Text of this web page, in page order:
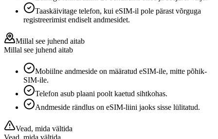
Taaskäivitage telefon, kui eSIM-il pole pärast võrguga
registreerimist endiselt andmesidet.
Millal see juhend aitab
Millal see juhend aitab
Mobiilne andmeside on määratud eSIM-ile, mitte põhik-
SIM-ile.
Telefon asub plaani poolt kaetud sihtkohas.
Andmeside rändlus on eSIM-liini jaoks sisse lülitatud.
Vead, mida vältida
Vead, mida vältida